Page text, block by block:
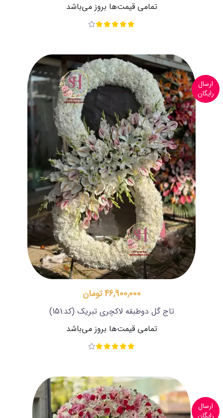
تمامی قیمت‌ها بروز می‌باشد
ارسال
رایگان
46,900,000 تومان
تاج گل دوطبقه لاکچری تبریک (کد:151)
تمامی قیمت‌ها بروز می‌باشد
ارسال
رایگان